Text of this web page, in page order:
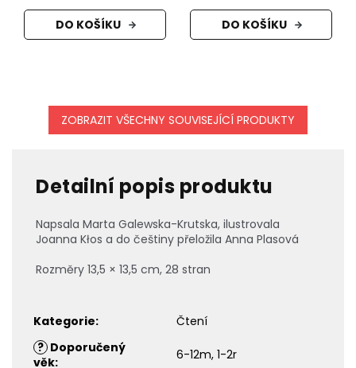
DO KOŠÍKU DO KOŠÍKU
ZOBRAZIT VŠECHNY SOUVISEJÍCÍ PRODUKTY
Detailní popis produktu
Napsala Marta Galewska-Krutska, ilustrovala
Joanna Kłos a do češtiny přeložila Anna Plasová
Rozměry 13,5 × 13,5 cm, 28 stran
Kategorie:
Čtení
? Doporučený
věk: 6-12m, 1-2r